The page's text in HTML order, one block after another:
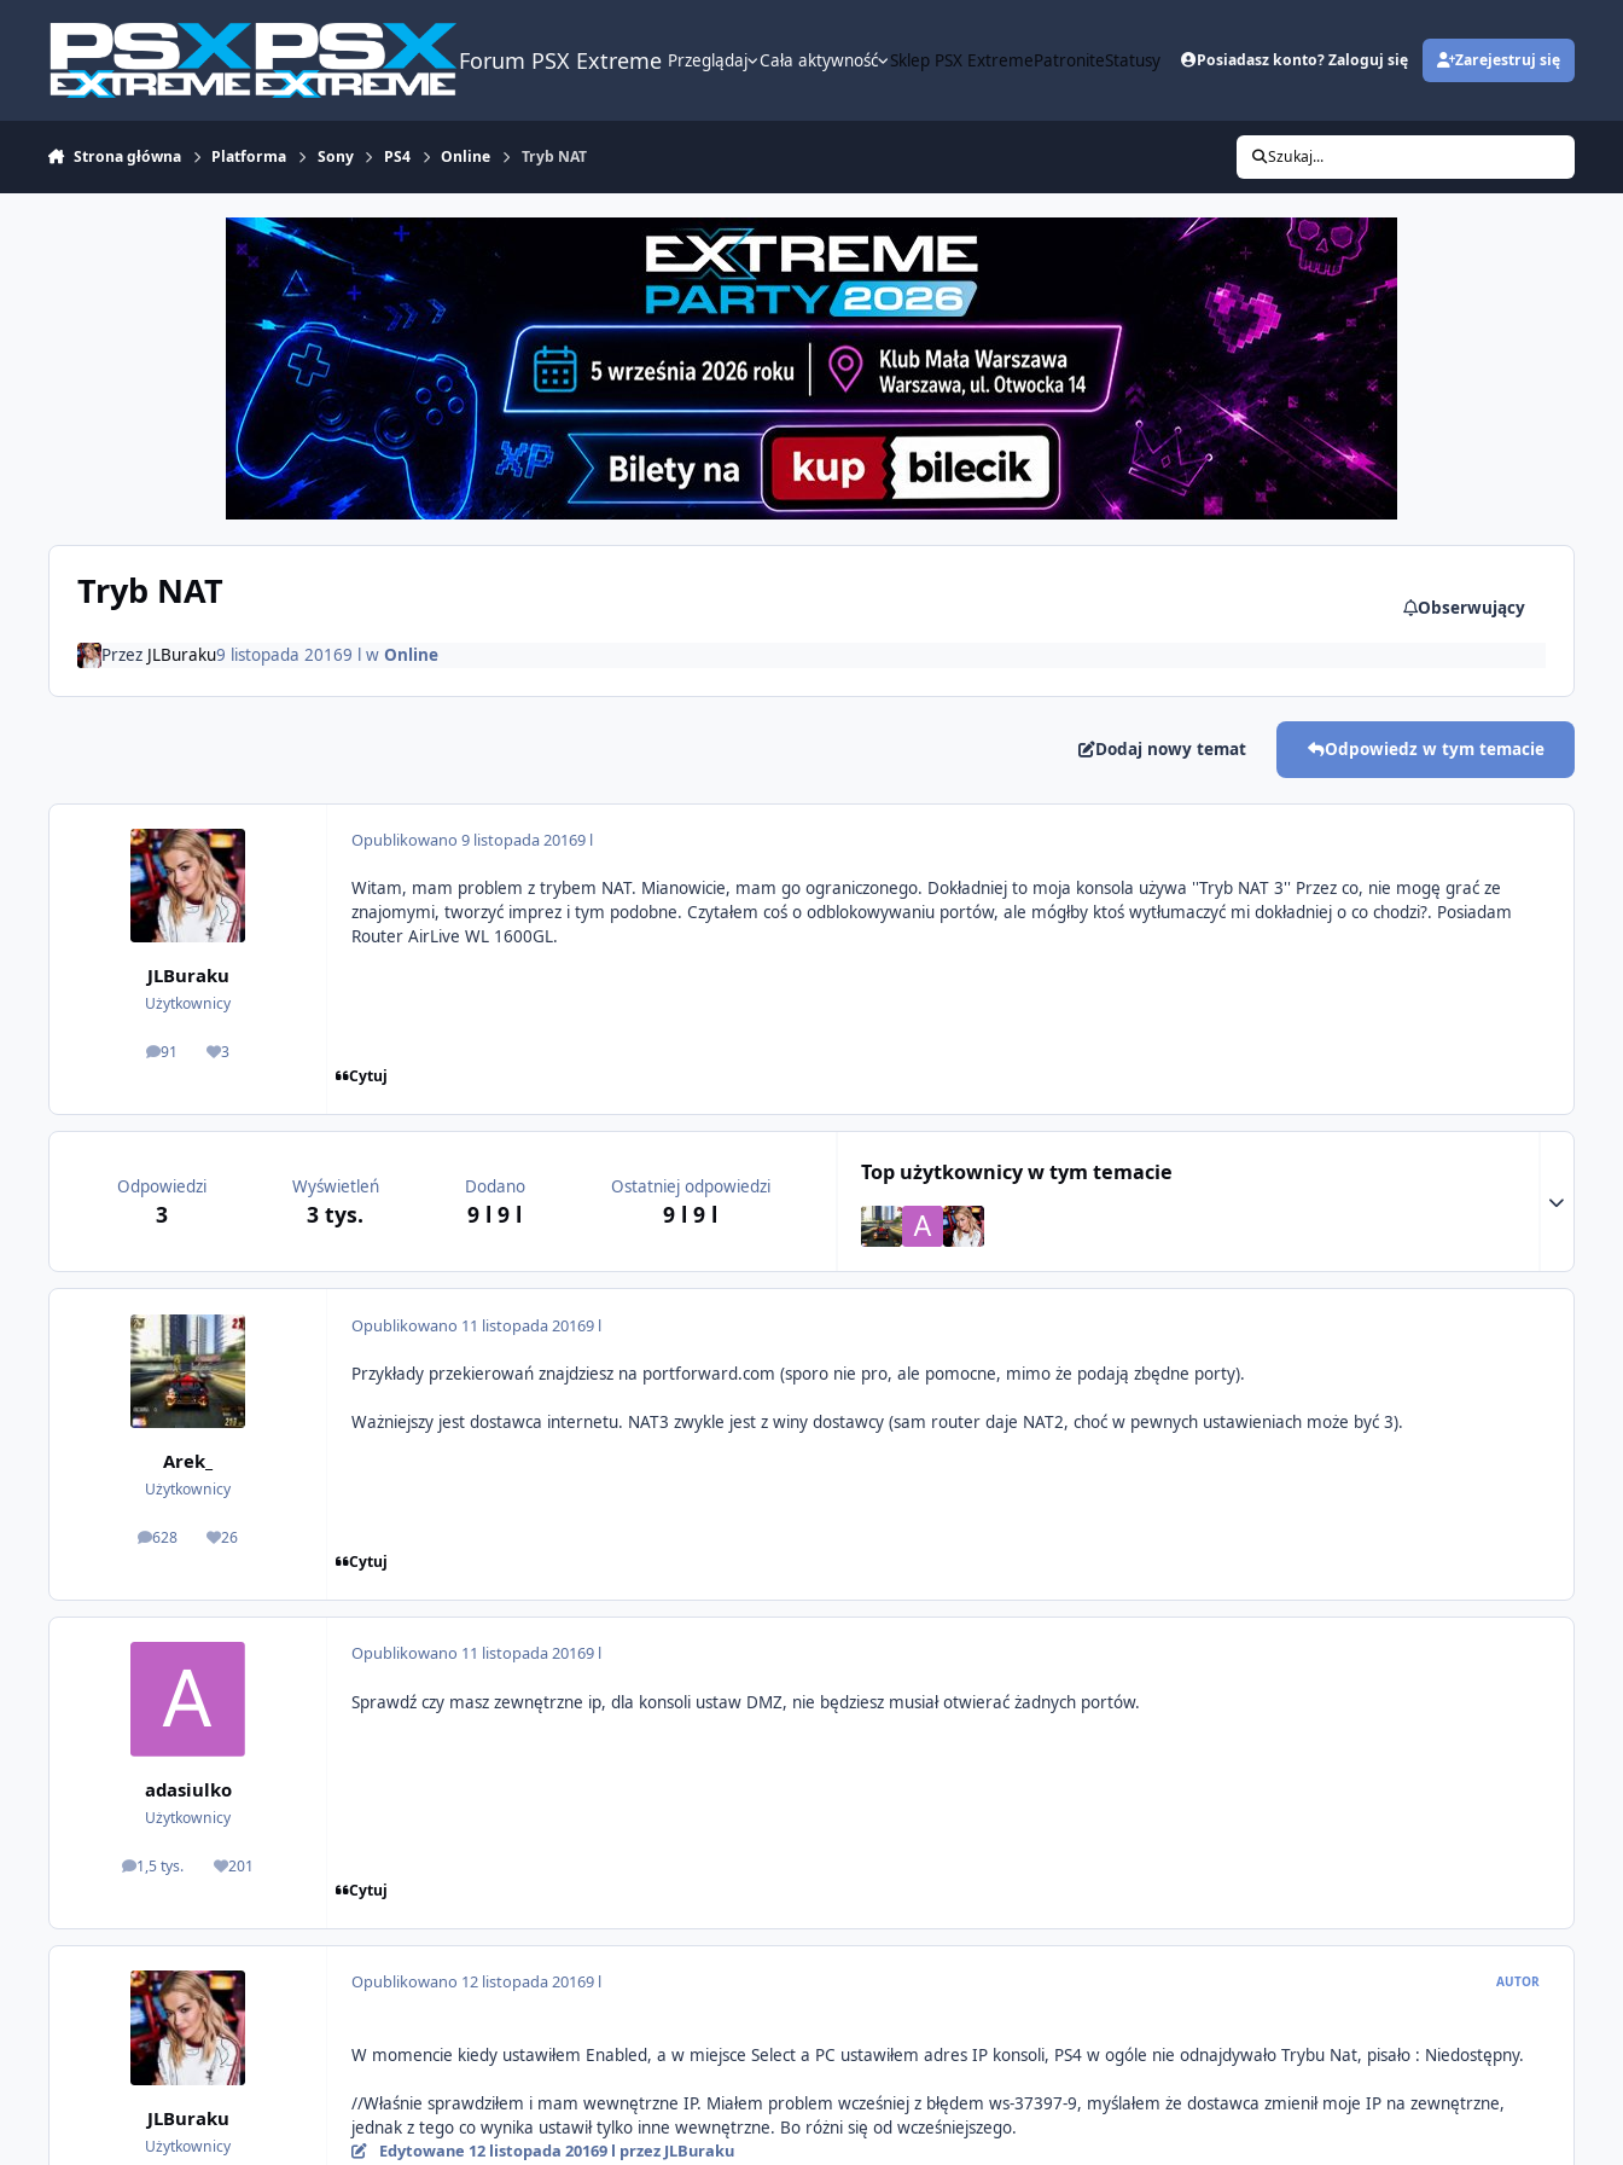
Forum PSX Extreme Przeglądaj Cała aktywność Sklep PSX ExtremePatroniteStatusy Posiadasz konto? Zaloguj się Zarejestruj się
Strona główna Platforma Sony PS4 Online Tryb NAT Szukaj...
Tryb NAT Obserwujący
Przez JLBuraku9 listopada 20169 lwOnline
Dodaj nowy temat Odpowiedz w tym temacie
JLBuraku
Użytkownicy
91
odpowiedzi
3
Reputacja
Opublikowano9 listopada 20169 l
Witam, mam problem z trybem NAT. Mianowicie, mam go ograniczonego. Dokładniej to moja konsola używa ''Tryb NAT 3'' Przez co, nie mogę grać ze
znajomymi, tworzyć imprez i tym podobne. Czytałem coś o odblokowywaniu portów, ale mógłby ktoś wytłumaczyć mi dokładniej o co chodzi?. Posiadam
Router AirLive WL 1600GL.
Cytuj
Odpowiedzi
3
Wyświetleń
3 tys.
Dodano
9 l9 l
Ostatniej odpowiedzi
9 l9 l
Top użytkownicy w tym temacie
Expand
Arek_
Użytkownicy
628
odpowiedzi
26
Reputacja
Opublikowano 11 listopada 20169 l
Przykłady przekierowań znajdziesz na portforward.com (sporo nie pro, ale pomocne, mimo że podają zbędne porty).
Ważniejszy jest dostawca internetu. NAT3 zwykle jest z winy dostawcy (sam router daje NAT2, choć w pewnych ustawieniach może być 3).
Cytuj
adasiulko
Użytkownicy
1,5 tys.
odpowiedzi201
Reputacja
Opublikowano 11 listopada 20169 l
Sprawdź czy masz zewnętrzne ip, dla konsoli ustaw DMZ, nie będziesz musiał otwierać żadnych portów.
Cytuj
JLBuraku
Użytkownicy
Opublikowano 12 listopada 20169 l AUTOR
W momencie kiedy ustawiłem Enabled, a w miejsce Select a PC ustawiłem adres IP konsoli, PS4 w ogóle nie odnajdywało Trybu Nat, pisało : Niedostępny.
//Właśnie sprawdziłem i mam wewnętrzne IP. Miałem problem wcześniej z błędem ws-37397-9, myślałem że dostawca zmienił moje IP na zewnętrzne,
jednak z tego co wynika ustawił tylko inne wewnętrzne. Bo różni się od wcześniejszego.
Edytowane 12 listopada 20169 l przez JLBuraku